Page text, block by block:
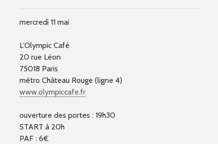
mercredi 11 mai
L’Olympic Café
20 rue Léon
75018 Paris
métro Château Rouge (ligne 4)
www.olympiccafe.fr
ouverture des portes : 19h30
START à 20h
PAF : 6€